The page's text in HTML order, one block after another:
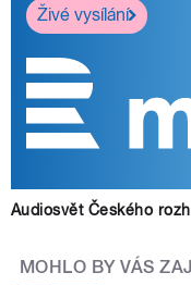
Živé vysílání
Audiosvět Českého
MOHLO BY VÁS